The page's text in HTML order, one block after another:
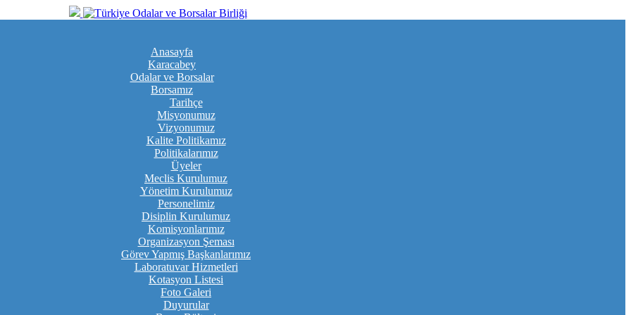
Anasayfa
Karacabey
Odalar ve Borsalar
Borsamız
Tarihçe
Misyonumuz
Vizyonumuz
Kalite Politikamız
Politikalarımız
Üyeler
Meclis Kurulumuz
Yönetim Kurulumuz
Personelimiz
Disiplin Kurulumuz
Komisyonlarımız
Organizasyon Şeması
Görev Yapmış Başkanlarımız
Laboratuvar Hizmetleri
Kotasyon Listesi
Foto Galeri
Duyurular